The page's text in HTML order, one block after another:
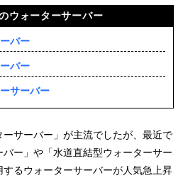
ウォーターサーバー
バー
バー
サーバー
サーバー」が主流でしたが、最近で
ー」や「水道直結型ウォーターサー
るウォーターサーバーが人気急上昇